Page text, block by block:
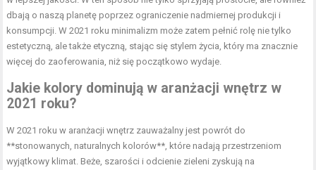
dbają o naszą planetę poprzez ograniczenie nadmiernej produkcji i
konsumpcji. W 2021 roku minimalizm może zatem pełnić rolę nie tylko
estetyczną, ale także etyczną, stając się stylem życia, który ma znacznie
więcej do zaoferowania, niż się początkowo wydaje.
Jakie kolory dominują w aranżacji wnętrz w
2021 roku?
W 2021 roku w aranżacji wnętrz zauważalny jest powrót do
**stonowanych, naturalnych kolorów**, które nadają przestrzeniom
wyjątkowy klimat. Beże, szarości i odcienie zieleni zyskują na